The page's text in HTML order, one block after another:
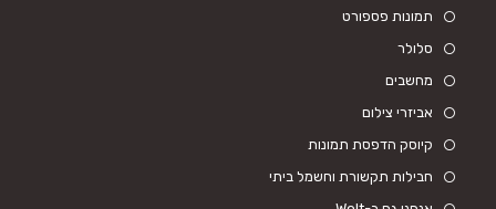
in
תמונות פספורטOpens
סלולרOpens
in
מחשביםOpens
in
tab
אביזרי צילוםOpens
in
קיוסק הדפסת תמונות
in
חבילות תקשורת וחשמל ביתיOpens